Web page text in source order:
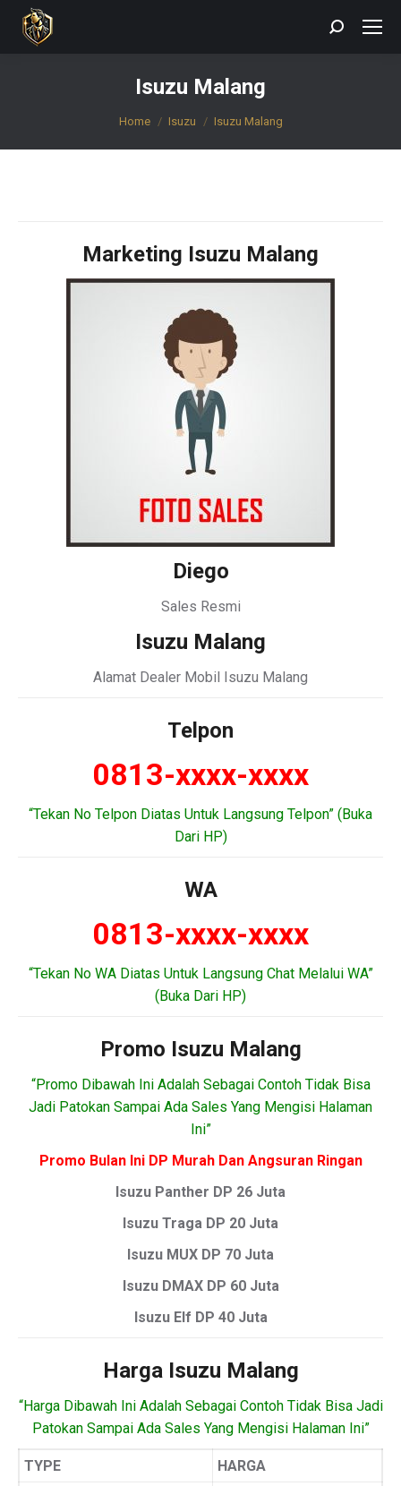
Search:
Isuzu Malang
You are here:
Home Isuzu Isuzu Malang
Marketing Isuzu Malang
Diego
Sales Resmi
Isuzu Malang
Alamat Dealer Mobil Isuzu Malang
Telpon
0813-xxxx-xxxx
“Tekan No Telpon Diatas Untuk Langsung Telpon” (Buka
Dari HP)
WA
0813-xxxx-xxxx
“Tekan No WA Diatas Untuk Langsung Chat Melalui WA”
(Buka Dari HP)
Promo Isuzu Malang
“Promo Dibawah Ini Adalah Sebagai Contoh Tidak Bisa
Jadi Patokan Sampai Ada Sales Yang Mengisi Halaman
Ini”
Promo Bulan Ini DP Murah Dan Angsuran Ringan
Isuzu Panther DP 26 Juta
Isuzu Traga DP 20 Juta
Isuzu MUX DP 70 Juta
Isuzu DMAX DP 60 Juta
Isuzu Elf DP 40 Juta
Harga Isuzu Malang
“Harga Dibawah Ini Adalah Sebagai Contoh Tidak Bisa Jadi
Patokan Sampai Ada Sales Yang Mengisi Halaman Ini”
TYPE HARGA